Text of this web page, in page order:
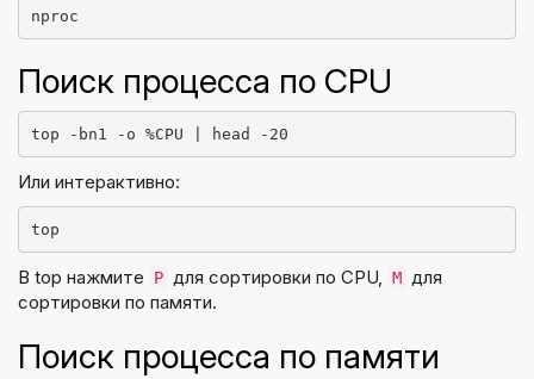
nproc
Поиск процесса по CPU
top -bn1 -o %CPU | head -20
Или интерактивно:
top
В top нажмите P для сортировки по CPU, M для
сортировки по памяти.
Поиск процесса по памяти